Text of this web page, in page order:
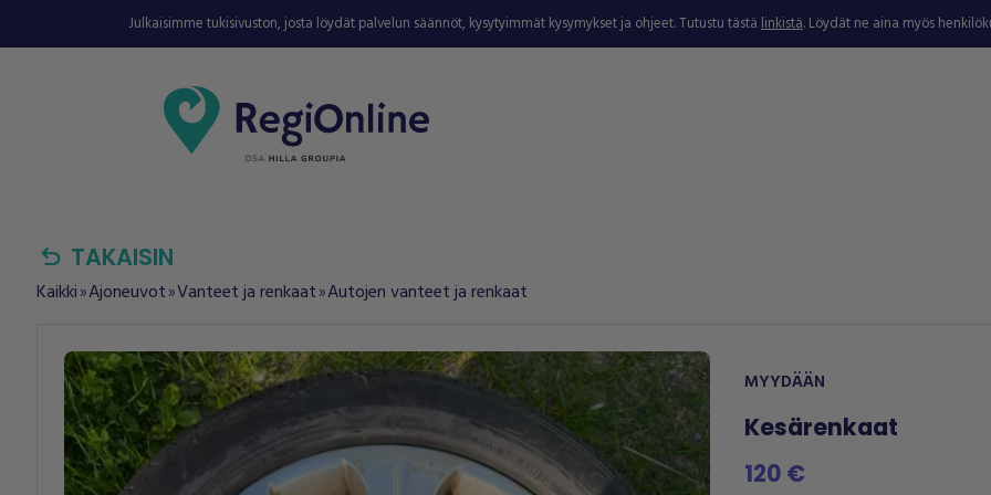
Julkaisimme tukisivuston, josta löydät palvelun säännöt, kysytyimmät kysymykset ja ohjeet. Tutustu tästälinkistä. Löydät ne aina myös
undo TAKAISIN
Kaikki double_arrowAjoneuvot double_arrowVanteet ja renkaat double_arrowAutojen vanteet ja renkaat
MYYDÄÄN
Kesärenkaat
120 €